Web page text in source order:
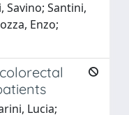
Savino; Santini,
Enzo;
Lucia;